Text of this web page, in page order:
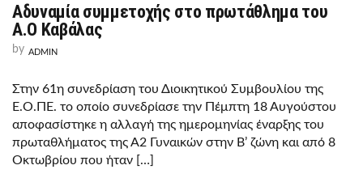
Αδυναμία συμμετοχής στο πρωτάθλημα του
Α.Ο Καβάλας
by ADMIN
Στην 61η συνεδρίαση του Διοικητικού Συμβουλίου της
Ε.Ο.ΠΕ. το οποίο συνεδρίασε την Πέμπτη 18 Αυγούστου
αποφασίστηκε η αλλαγή της ημερομηνίας έναρξης του
πρωταθλήματος της Α2 Γυναικών στην Β’ ζώνη και από 8
Οκτωβρίου που ήταν […]